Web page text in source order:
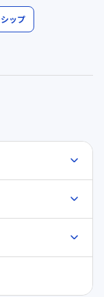
ップ